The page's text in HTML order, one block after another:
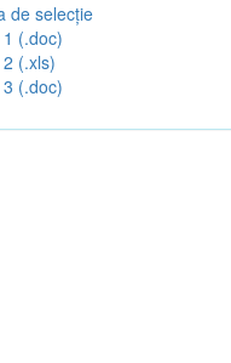
de selecție
(.doc)
(.xls)
(.doc)